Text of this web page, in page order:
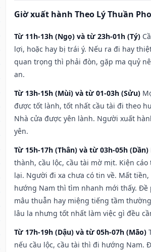
Giờ xuất hành Theo Lý Thuần
Từ 11h-13h (Ngọ) và từ 23h-01h (Tý)
lợi, hoặc hay bị trái ý. Nếu ra đi hay
quan trọng thì phải đòn, gặp ma quỷ
an.
Từ 13h-15h (Mùi) và từ 01-03h (Sửu)
được tốt lành, tốt nhất cầu tài đi theo
Nhà cửa được yên lành. Người xuất
yên.
Từ 15h-17h (Thân) và từ 03h-05h (Dần)
thành, cầu lộc, cầu tài mờ mịt. Kiện
lại. Người đi xa chưa có tin về. Mất
hướng Nam thì tìm nhanh mới thấy. Đề
mâu thuẫn hay miệng tiếng tầm
lâu la nhưng tốt nhất làm việc gì đều
Từ 17h-19h (Dậu) và từ 05h-07h (Mão)
nếu cầu lộc, cầu tài thì đi hướng Nam.